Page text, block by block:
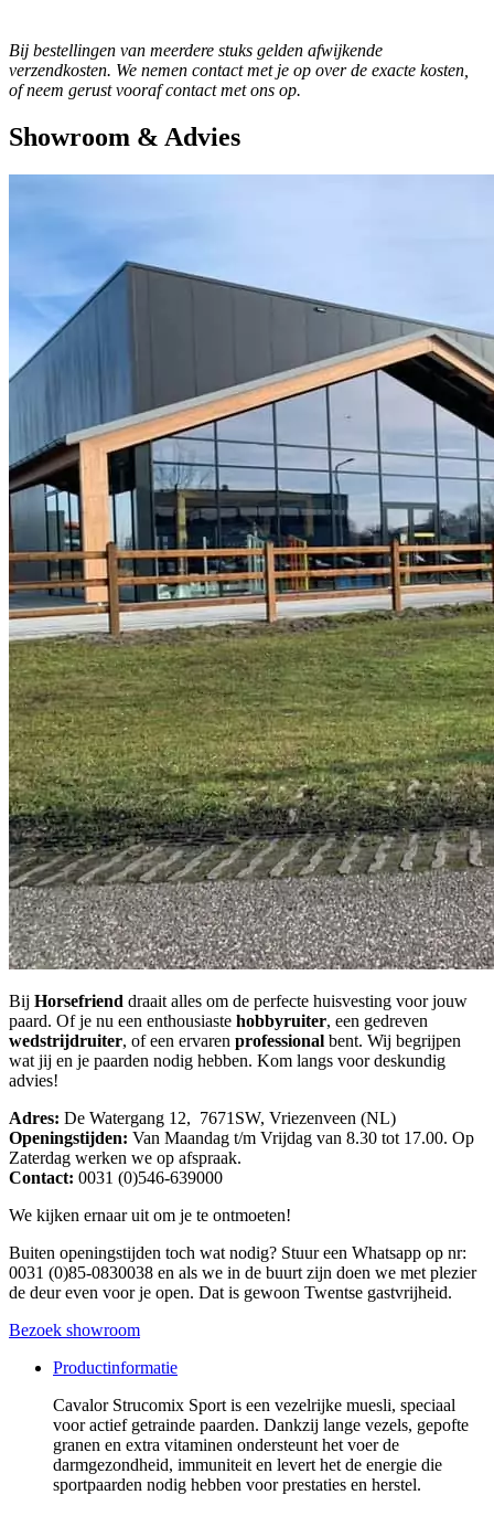
Bij bestellingen van meerdere stuks gelden afwijkende
verzendkosten. We nemen contact met je op over de exacte kosten,
of neem gerust vooraf contact met ons op.
Showroom & Advies
Bij Horsefriend draait alles om de perfecte huisvesting voor jouw
paard. Of je nu een enthousiaste hobbyruiter, een gedreven
wedstrijdruiter, of een ervaren professional bent. Wij begrijpen
wat jij en je paarden nodig hebben. Kom langs voor deskundig
advies!
Adres: De Watergang 12, 7671SW, Vriezenveen (NL)
Openingstijden: Van Maandag t/m Vrijdag van 8.30 tot 17.00. Op
Zaterdag werken we op afspraak.
Contact: 0031 (0)546-639000
We kijken ernaar uit om je te ontmoeten!
Buiten openingstijden toch wat nodig? Stuur een Whatsapp op nr:
0031 (0)85-0830038 en als we in de buurt zijn doen we met plezier
de deur even voor je open. Dat is gewoon Twentse gastvrijheid.
Bezoek showroom
Productinformatie
Cavalor Strucomix Sport is een vezelrijke muesli, speciaal
voor actief getrainde paarden. Dankzij lange vezels, gepofte
granen en extra vitaminen ondersteunt het voer de
darmgezondheid, immuniteit en levert het de energie die
sportpaarden nodig hebben voor prestaties en herstel.